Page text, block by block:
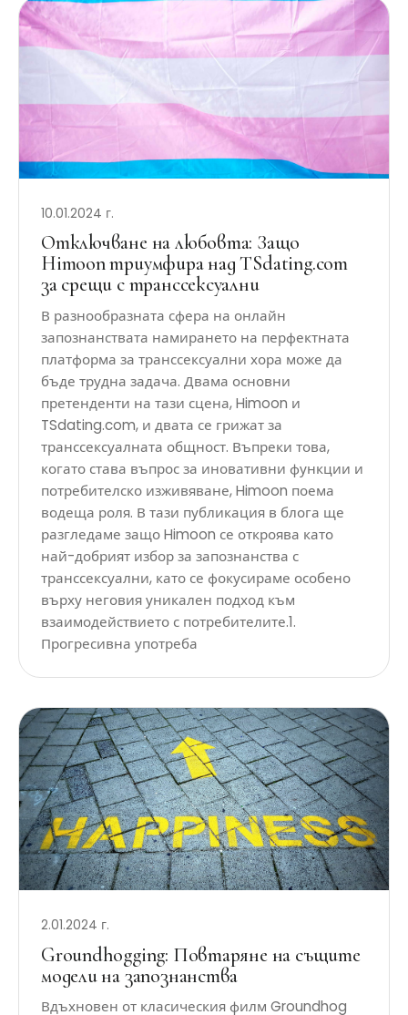
10.01.2024 г.
Отключване на любовта: Защо
Himoon триумфира над TSdating.com
за срещи с транссексуални
В разнообразната сфера на онлайн
запознанствата намирането на перфектната
платформа за транссексуални хора може да
бъде трудна задача. Двама основни
претенденти на тази сцена, Himoon и
TSdating.com, и двата се грижат за
транссексуалната общност. Въпреки това,
когато става въпрос за иновативни функции и
потребителско изживяване, Himoon поема
водеща роля. В тази публикация в блога ще
разгледаме защо Himoon се откроява като
най-добрият избор за запознанства с
транссексуални, като се фокусираме особено
върху неговия уникален подход към
взаимодействието с потребителите.1.
Прогресивна употреба
2.01.2024 г.
Groundhogging: Повтаряне на същите
модели на запознанства
Вдъхновен от класическия филм Groundhog